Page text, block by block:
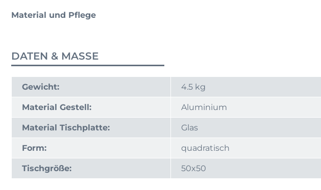
Material und Pflege
DATEN & MASSE
Gewicht: 4.5 kg
Material Gestell: Aluminium
Material Tischplatte: Glas
Form: quadratisch
Tischgröße: 50x50